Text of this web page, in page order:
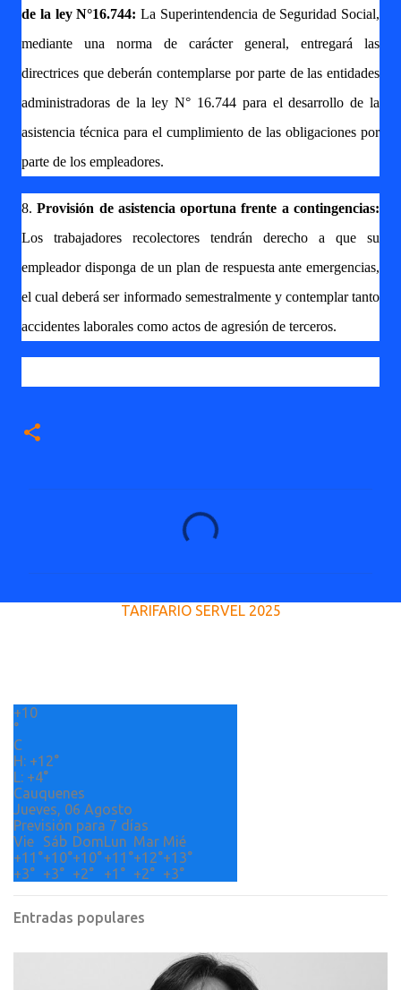
de la ley N°16.744: La Superintendencia de Seguridad Social,
mediante una norma de carácter general, entregará las
directrices que deberán contemplarse por parte de las entidades
administradoras de la ley N° 16.744 para el desarrollo de la
asistencia técnica para el cumplimiento de las obligaciones por
parte de los empleadores.
8.Provisión de asistencia oportuna frente a contingencias:
Los trabajadores recolectores tendrán derecho a que su
empleador disponga de un plan de respuesta ante emergencias,
el cual deberá ser informado semestralmente y contemplar tanto
accidentes laborales como actos de agresión de terceros.
i
s
TARIFARIO SERVEL 2025
+10
°
C
H: +12°
L: +4°
Cauquenes
Jueves, 06 Agosto
Previsión para 7 días
Vie
Sáb DomLun Mar Mié
+11°+10°+10°+11°+12°+13°
+3° +3° +2° +1° +2° +3°
Entradas populares